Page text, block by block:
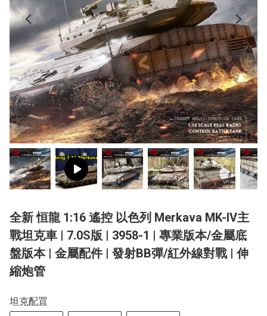
全新 恒龍 1:16 遙控 以色列 Merkava MK-IV主
戰坦克車 | 7.0S版 | 3958-1 | 專業版本/金屬底
盤版本 | 金屬配件 | 發射BB彈/紅外線對戰 | 伸
縮炮管
坦克配罝